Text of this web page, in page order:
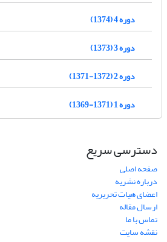
دوره 4 (1374)
دوره 3 (1373)
دوره 2 (1372-1371)
دوره 1 (1371-1369)
دسترسی سریع
صفحه اصلی
درباره نشریه
اعضای هیات تحریریه
ارسال مقاله
تماس با ما
نقشه سایت